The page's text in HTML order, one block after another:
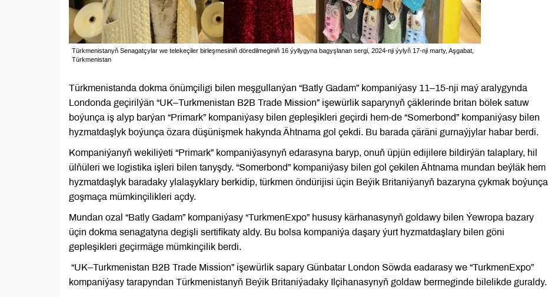
Türkmenistanyň Senagatçylar we telekeçiler birleşmesiniň döredilmeginiň 16 ýyllygyna bagyşlanan sergi, 2024-nji ýylyň 17-nji marty, Aşgabat,
Türkmenistan
Türkmenistanda dokma önümçiligi bilen meşgullanýan “Batly Gadam” kompaniýasy 11–15-nji maý aralygynda
Londonda geçirilýän “UK–Turkmenistan B2B Trade Mission” işewürlik saparynyň çäklerinde britan bölek satuw
boýunça iş alyp barýan “Primark” kompaniýasy bilen gepleşikleri geçirdi hem-de “Somerbond” kompaniýasy bilen
hyzmatdaşlyk boýunça özara düşünişmek hakynda Ähtnama gol çekdi. Bu barada çäräni gurnaýjylar habar berdi.
Kompaniýanyň wekiliýeti “Primark” kompaniýasynyň edarasyna baryp, onuň üpjün edijilere bildirýän talaplary, hil
ülňüleri we logistika işleri bilen tanyşdy. “Somerbond” kompaniýasy bilen gol çekilen Ähtnama mundan beýläk hem
hyzmatdaşlyk baradaky ylalaşyklary berkidip, türkmen öndürijisi üçin Beýik Britaniýanyň bazaryna çykmak boýunça
goşmaça mümkinçilikleri açdy.
Mundan ozal “Batly Gadam” kompaniýasy “TurkmenExpo” hususy kärhanasynyň goldawy bilen Ýewropa bazary
üçin dokma senagatyna degişli sertifikaty aldy. Bu bolsa kompaniýa daşary ýurt hyzmatdaşlary bilen göni
gepleşikleri geçirmäge mümkinçilik berdi.
“UK–Turkmenistan B2B Trade Mission” işewürlik sapary Günbatar London Söwda eadarasy we “TurkmenExpo”
kompaniýasy tarapyndan Türkmenistanyň Beýik Britaniýadaky Ilçihanasynyň goldaw bermeginde bilelikde guraldy.